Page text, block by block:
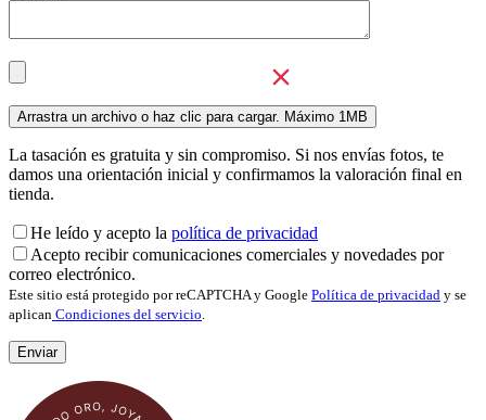
La tasación es gratuita y sin compromiso. Si nos envías fotos, te
damos una orientación inicial y confirmamos la valoración final en
tienda.
He leído y acepto la política de privacidad
Acepto recibir comunicaciones comerciales y novedades por
correo electrónico.
Este sitio está protegido por reCAPTCHA y Google Política de privacidad y se
aplican Condiciones del servicio